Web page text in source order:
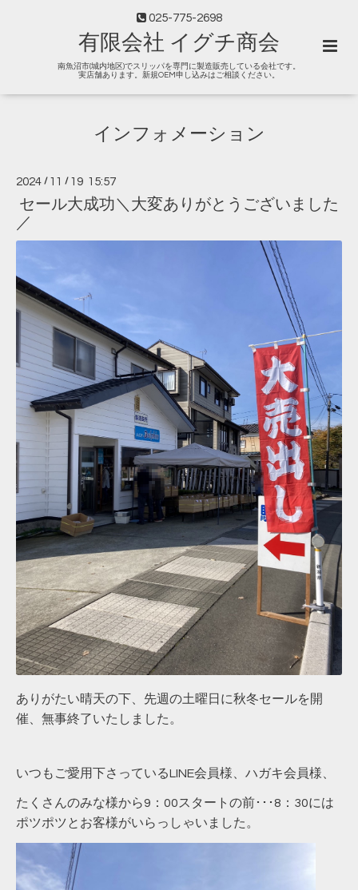
025-775-2698
有限会社 イグチ商会
南魚沼市(城内地区)でスリッパを専門に製造販売している会社です。
実店舗あります。新規OEM申し込みはご相談ください。
インフォメーション
2024 / 11 / 19 15:57
セール大成功＼大変ありがとうございました
／
ありがたい晴天の下、先週の土曜日に秋冬セールを開
催、無事終了いたしました。
いつもご愛用下さっているLINE会員様、ハガキ会員様、
たくさんのみな様から9：00スタートの前･･･8：30には
ポツポツとお客様がいらっしゃいました。